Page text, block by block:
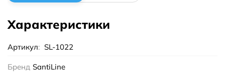
Характеристики
Артикул: SL-1022
Бренд SantiLine